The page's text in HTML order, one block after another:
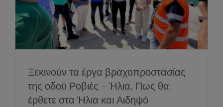
οδού Ροβιές – Ήλια. Πως θα έρθετε στα
Ήλια και Αιδηψό
News Social
Ξεκινούν τα έργα βραχοπροστασίας
της οδού Ροβιές – Ήλια. Πως θα
έρθετε στα Ήλια και Αιδηψό